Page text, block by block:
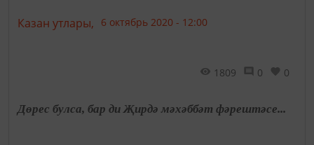
Казан утлары, 6 октябрь 2020 - 12:00
1809 0 0
Дөрес булса, бар ди Җирдә мәхәббәт фәрештәсе...